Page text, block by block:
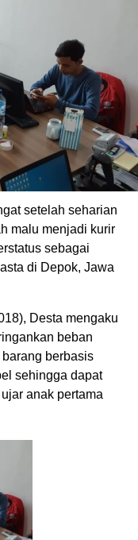
setelah seharian
malu menjadi kurir
sebagai
di Depok, Jawa
Desta mengaku
beban
berbasis
sehingga dapat
anak pertama